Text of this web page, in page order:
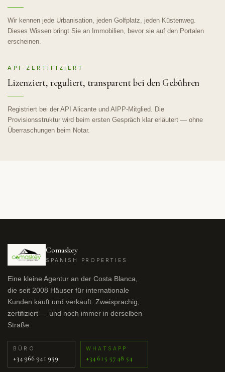
Wir kennen jede Urbanisation, jeden Golfplatz, jeden Küstenweg.
Dieses Wissen bringt Sie an Immobilien, bevor sie auf den Portalen
erscheinen.
API-ZERTIFIZIERT
Lizenziert, reguliert, transparent bei den Gebühren
Registriert bei der API Alicante und AIPP-Mitglied. Die
Provisionsstruktur wird beim ersten Gespräch klar erläutert — ohne
Überraschungen beim Notar.
Comaskey
SPANISH PROPERTIES
Eine kleine Agentur an der Costa Blanca,
die seit 2008 Häuser für internationale
Kunden kauft und verkauft. Zweisprachig,
zertifiziert — und noch immer in derselben
Straße.
BÜRO
+34 966 941 959
WHATSAPP
+34 615 57 48 54